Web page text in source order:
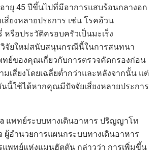
ายุ 45 ปีขึ้นไปที่มีอาการแสบร้อนกลางอก
สี่ยงหลายประการ เช่น โรคอ้วน
หรือประวัติครอบครัวเป็นมะเร็ง
จัยใหม่สนับสนุนกรณีนี้ในการสนทนา
ทย์ของคุณเกี่ยวกับการตรวจคัดกรองก่อน
เสี่ยงโดยเฉลี่ยต่ำกว่าและหลังจากนั้น แต่
นี้ใช้ได้หากคุณมีปัจจัยเสี่ยงหลายประการ
แพทย์ระบบทางเดินอาหาร ปริญญาโท
ผู้อำนวยการแผนกระบบทางเดินอาหาร
แพทย์แห่งแมนฮัตตัน กล่าวว่า การเพิ่มขึ้น